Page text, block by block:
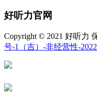
好听力官网
Copyright © 2021 好听力
号-1
（吉）-非经营性-